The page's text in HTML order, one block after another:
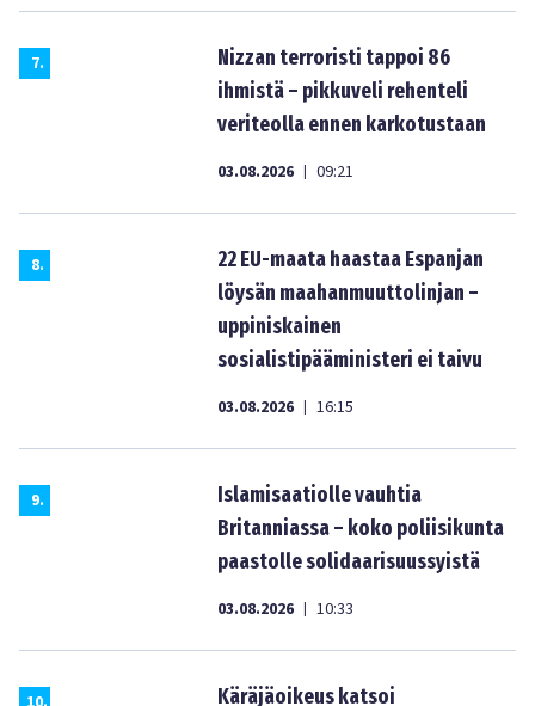
7.
Nizzan terroristi tappoi 86
ihmistä – pikkuveli rehenteli
veriteolla ennen karkotustaan
03.08.2026 | 09:21
8.
22 EU-maata haastaa Espanjan
löysän maahanmuuttolinjan –
uppiniskainen
sosialistipääministeri ei taivu
03.08.2026 | 16:15
9.
Islamisaatiolle vauhtia
Britanniassa – koko poliisikunta
paastolle solidaarisuussyistä
03.08.2026 | 10:33
Käräjäoikeus katsoi